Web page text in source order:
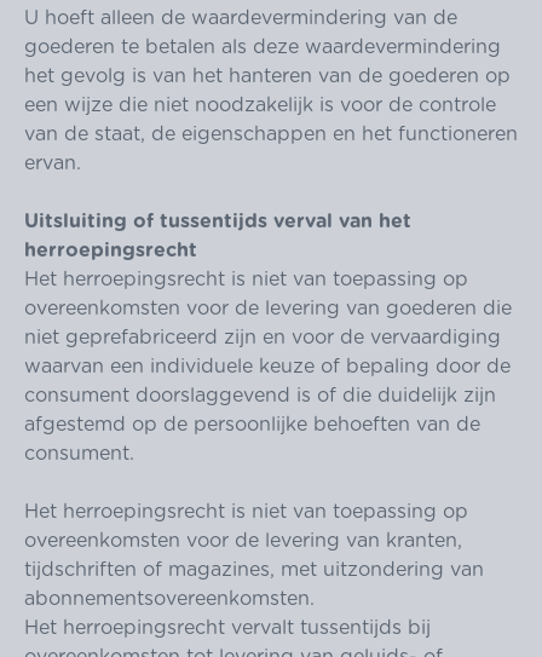
U hoeft alleen de waardevermindering van de
goederen te betalen als deze waardevermindering
het gevolg is van het hanteren van de goederen op
een wijze die niet noodzakelijk is voor de controle
van de staat, de eigenschappen en het functioneren
ervan.
Uitsluiting of tussentijds verval van het
herroepingsrecht
Het herroepingsrecht is niet van toepassing op
overeenkomsten voor de levering van goederen die
niet geprefabriceerd zijn en voor de vervaardiging
waarvan een individuele keuze of bepaling door de
consument doorslaggevend is of die duidelijk zijn
afgestemd op de persoonlijke behoeften van de
consument.
Het herroepingsrecht is niet van toepassing op
overeenkomsten voor de levering van kranten,
tijdschriften of magazines, met uitzondering van
abonnementsovereenkomsten.
Het herroepingsrecht vervalt tussentijds bij